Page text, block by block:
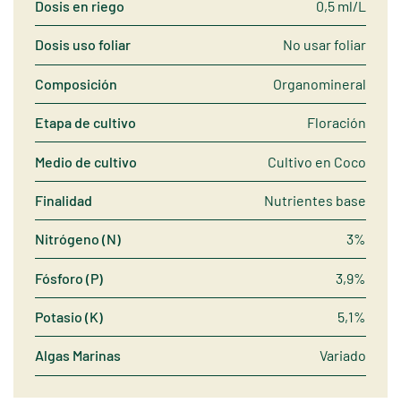
Dosis en riego 0,5 ml/L
Dosis uso foliar No usar foliar
Composición Organomineral
Etapa de cultivo Floración
Medio de cultivo Cultivo en Coco
Finalidad Nutrientes base
Nitrógeno (N) 3%
Fósforo (P) 3,9%
Potasio (K) 5,1%
Algas Marinas Variado